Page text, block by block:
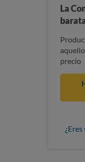
La
precio